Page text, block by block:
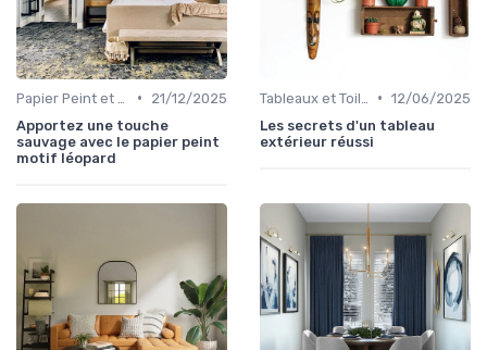
•
21/12/2025
Apportez une touche
sauvage avec le papier peint
motif léopard
• 12/06/2025
Les secrets d'un tableau
extérieur réussi